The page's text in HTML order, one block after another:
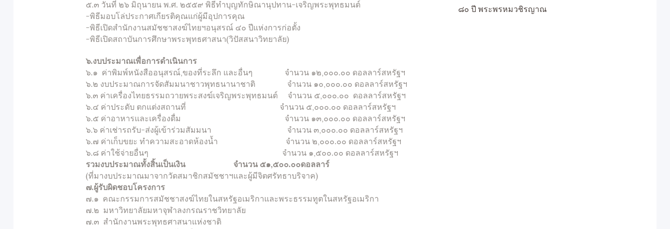
๕.๓ วันที่ ๒๖ มิถุนายน พ.ศ. ๒๕๕๙ พิธีทำบุญทักษิณานุปทาน-เจริญพระพุทธมนต์
-พิธีมอบโล่ประกาศเกียรติคุณแก่ผู้มีอุปการคุณ
-พิธีเปิดสำนักงานสมัชชาสงฆ์ไทยฯอนุสรณ์ ๔๐ ปีแห่งการก่อตั้ง
-พิธีเปิดสถาบันการศึกษาพระพุทธศาสนา(วิปัสสนาวิทยาลัย)
๖.งบประมาณเพื่อการดำเนินการ
๖.๑ ค่าพิมพ์หนังสืออนุสรณ์,ของที่ระลึก และอื่นๆ จำนวน ๑๒,๐๐๐.๐๐ ดอลลาร์สหรัฐฯ
๖.๒ งบประมาณการจัดสัมมนาชาวพุทธนานาชาติ จำนวน ๑๐,๐๐๐.๐๐ ดอลลาร์สหรัฐฯ
๖.๓ ค่าเครื่องไทยธรรมถวายพระสงฆ์เจริญพระพุทธมนต์ จำนวน ๕,๐๐๐.๐๐ ดอลลาร์สหรัฐฯ
๖.๔ ค่าประดับ ตกแต่งสถานที่ จำนวน ๕,๐๐๐.๐๐ ดอลลาร์สหรัฐฯ
๖.๕ ค่าอาหารและเครื่องดื่ม จำนวน ๑๓,๐๐๐.๐๐ ดอลลาร์สหรัฐฯ
๖.๖ ค่าเช่ารถรับ-ส่งผู้เข้าร่วมสัมมนา จำนวน ๓,๐๐๐.๐๐ ดอลลาร์สหรัฐฯ
๖.๗ ค่าเก็บขยะ ทำความสะอาดห้องน้ำ จำนวน ๒,๐๐๐.๐๐ ดอลลาร์สหรัฐฯ
๖.๘ ค่าใช้จ่ายอื่นๆ จำนวน ๑,๕๐๐.๐๐ ดอลลาร์สหรัฐฯ
รวมงบประมาณทั้งสิ้นเป็นเงิน จำนวน ๕๑,๕๐๐.๐๐ดอลลาร์
(ที่มางบประมาณมาจากวัดสมาชิกสมัชชาฯและผู้มีจิตศรัทธาบริจาค)
๗.ผู้รับผิดชอบโครงการ
๗.๑ คณะกรรมการสมัชชาสงฆ์ไทยในสหรัฐอเมริกาและพระธรรมทูตในสหรัฐอเมริกา
๗.๒ มหาวิทยาลัยมหาจุฬาลงกรณราชวิทยาลัย
๗.๓ สำนักงานพระพุทธศาสนาแห่งชาติ
๘๐ ปี พระพรหมวชิรญาณ